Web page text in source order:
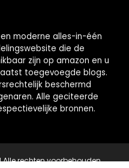
moderne alles-in-één
die de
zijn op amazon en u
toegevoegde blogs.
beschermd
Alle geciteerde
bronnen.
rechten voorbehouden